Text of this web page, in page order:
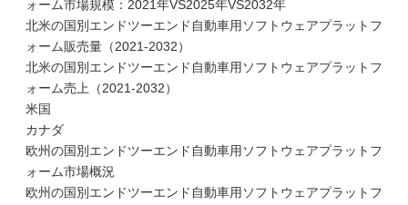
ォーム市場規模：2021年VS2025年VS2032年
北米の国別エンドツーエンド自動車用ソフトウェアプラットフ
ォーム販売量（2021-2032）
北米の国別エンドツーエンド自動車用ソフトウェアプラットフ
ォーム売上（2021-2032）
米国
カナダ
欧州の国別エンドツーエンド自動車用ソフトウェアプラットフ
ォーム市場概況
欧州の国別エンドツーエンド自動車用ソフトウェアプラットフ